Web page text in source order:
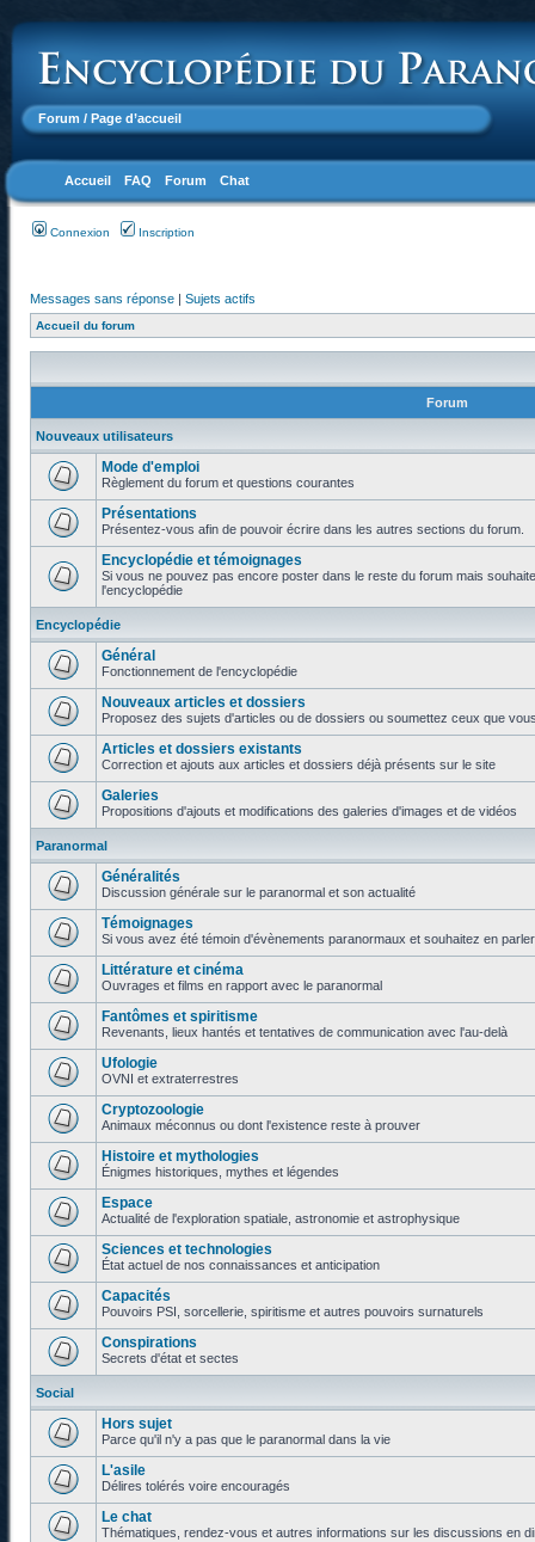
Forum / Page d’accueil
Accueil FAQ Forum Chat
Connexion Inscription
Messages sans réponse | Sujets actifs
Accueil du forum
Forum
Nouveaux utilisateurs
Mode d'emploi
Règlement du forum et questions courantes
Présentations
Présentez-vous afin de pouvoir écrire dans les autres sections du forum.
Encyclopédie et témoignages
Si vous ne pouvez pas encore poster dans le reste du forum mais
l'encyclopédie
Encyclopédie
Général
Fonctionnement de l'encyclopédie
Nouveaux articles et dossiers
Proposez des sujets d'articles ou de dossiers ou soumettez ceux que
Articles et dossiers existants
Correction et ajouts aux articles et dossiers déjà présents sur le site
Galeries
Propositions d'ajouts et modifications des galeries d'images et de vidéos
Paranormal
Généralités
Discussion générale sur le paranormal et son actualité
Témoignages
Si vous avez été témoin d'évènements paranormaux et souhaitez en
Littérature et cinéma
Ouvrages et films en rapport avec le paranormal
Fantômes et spiritisme
Revenants, lieux hantés et tentatives de communication avec l'au-delà
Ufologie
OVNI et extraterrestres
Cryptozoologie
Animaux méconnus ou dont l'existence reste à prouver
Histoire et mythologies
Énigmes historiques, mythes et légendes
Espace
Actualité de l'exploration spatiale, astronomie et astrophysique
Sciences et technologies
État actuel de nos connaissances et anticipation
Capacités
Pouvoirs PSI, sorcellerie, spiritisme et autres pouvoirs surnaturels
Conspirations
Secrets d'état et sectes
Social
Hors sujet
Parce qu'il n'y a pas que le paranormal dans la vie
L'asile
Délires tolérés voire encouragés
Le chat
Thématiques, rendez-vous et autres informations sur les discussions en